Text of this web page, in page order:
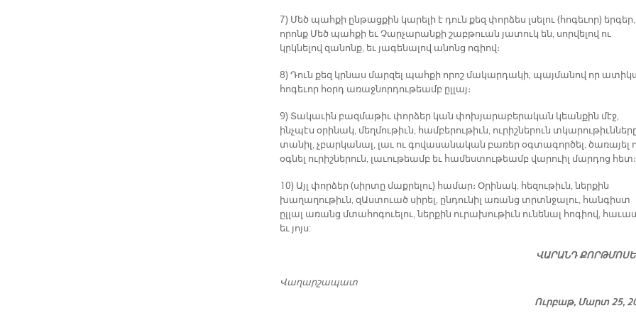
7) Մեծ պահքի ընթացքին կարելի է դուն քեզ փորձես լսելու (հոգեւոր) երգեր,
որոնք Մեծ պահքի եւ Չարչարանքի շաբթուան յատուկ են, սորվելով ու
կրկնելով զանոնք, եւ յագենալով անոնց ոգիով։
8) Դուն քեզ կրնաս մարզել պահքի որոշ մակարդակի, պայմանով որ
հոգեւոր հօրդ առաջնորդութեամբ ըլլայ։
9) Տակաւին բազմաթիւ փորձեր կան փոխյարաբերական կեանքին մէջ,
ինչպէս օրինակ, մեղմութիւն, համբերութիւն, ուրիշներուն
տանիլ, չբարկանալ, լաւ ու գովասանական բառեր օգտագործել, ծառայել
օգնել ուրիշներուն, լաւութեամբ եւ համեստութեամբ վարուիլ մարդոց հետ։
10) Այլ փորձեր (սիրտը մաքրելու) համար։ Օրինակ. հեզութիւն, ներքին
խաղաղութիւն, զԱստուած սիրել, ընդունիլ առանց տրտնջալու, հանգիստ
ըլլալ առանց մտահոգուելու, ներքին ուրախութիւն ունենալ հոգիով,
եւ յոյս:
ՎԱՐԱՆԴ
Վաղարշապատ
Ուրբաթ, Մարտ 25,